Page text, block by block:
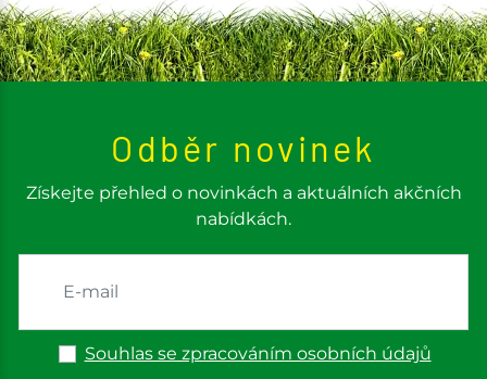
Odběr novinek
Získejte přehled o novinkách a aktuálních akčních
nabídkách.
Souhlas se zpracováním osobních údajů